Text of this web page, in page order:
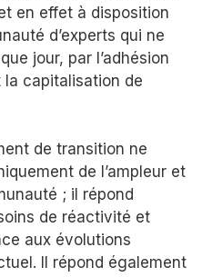
en effet à disposition
d’experts qui ne
jour, par l’adhésion
capitalisation de
de transition ne
de l’ampleur et
; il répond
de réactivité et
aux évolutions
Il répond également